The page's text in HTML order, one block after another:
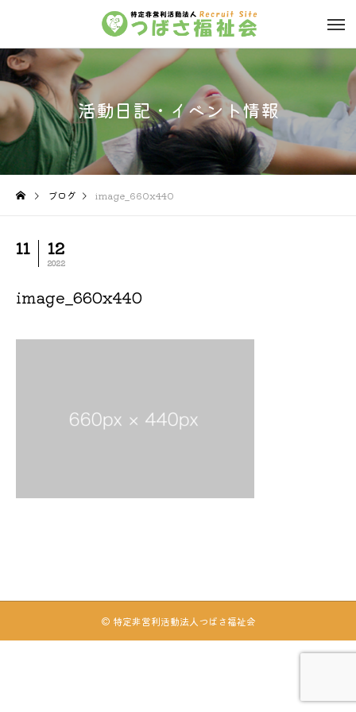
活動日記・イベント情報
ブログ image_660x440
11 12
2022
image_660x440
© 特定非営利活動法人つばさ福祉会